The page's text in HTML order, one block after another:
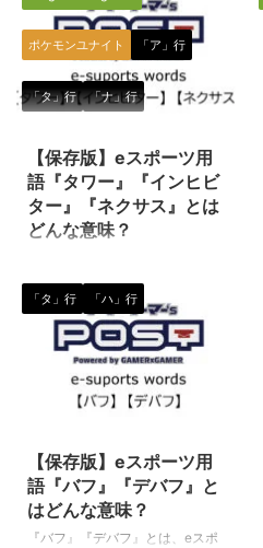
ル）に関して使われる専門用語で
す。（下に続く） ＴＰＳ（ティ
ーピーエス） 三人称視点で行わ
れるシューティングゲーム（戦争
や戦闘をテーマとしたゲーム全
Person Shooter（サードパーソ
ンシューター）の略です。
FPS（First person shooter）とは
異なり、プレイヤーが第三者目線
でゲームの主人公やキャラクター
ポケモンユナイト 「ア」行
「タ」行
「ナ」行
【保存版】eスポーツ用
語『タワー』『インヒビ
ター』『ネクサス』とは
どんな意味？
トル（種目）の一つである『リー
グオブレジェンド（League of
Legends／通称LoL）』の中で使
われる専門用語です。 タワー
（Tower） 相手チームの本拠地
であるネクサスを守るのが『タワ
に、敵方のミニオンやチャンピオ
ンが近づいてくると自動的に攻撃
します。 画像出典：
https://jp.leagueoflegends.com/j
a-jp/ インヒビター（Inhibitor) イ
「タ」行 「ハ」行
【保存版】eスポーツ用
語『バフ』『デバフ』と
はどんな意味？
『バフ』『デバフ』とは、eスポ